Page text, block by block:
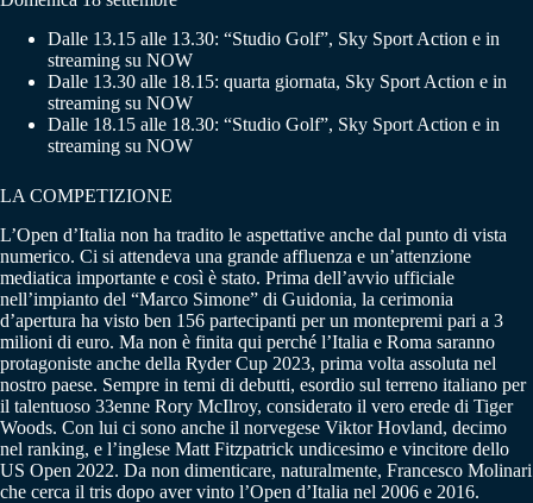
Dalle 13.15 alle 13.30: “Studio Golf”, Sky Sport Action e in
streaming su NOW
Dalle 13.30 alle 18.15: quarta giornata, Sky Sport Action e in
streaming su NOW
Dalle 18.15 alle 18.30: “Studio Golf”, Sky Sport Action e in
streaming su NOW
LA COMPETIZIONE
L’Open d’Italia non ha tradito le aspettative anche dal punto di vista
numerico. Ci si attendeva una grande affluenza e un’attenzione
mediatica importante e così è stato. Prima dell’avvio ufficiale
nell’impianto del “Marco Simone” di Guidonia, la cerimonia
d’apertura ha visto ben 156 partecipanti per un montepremi pari a 3
milioni di euro. Ma non è finita qui perché l’Italia e Roma saranno
protagoniste anche della Ryder Cup 2023, prima volta assoluta nel
nostro paese. Sempre in temi di debutti, esordio sul terreno italiano per
il talentuoso 33enne Rory McIlroy, considerato il vero erede di Tiger
Woods. Con lui ci sono anche il norvegese Viktor Hovland, decimo
nel ranking, e l’inglese Matt Fitzpatrick undicesimo e vincitore dello
US Open 2022. Da non dimenticare, naturalmente, Francesco Molinari
che cerca il tris dopo aver vinto l’Open d’Italia nel 2006 e 2016.